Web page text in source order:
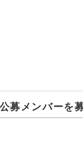
募メンバーを